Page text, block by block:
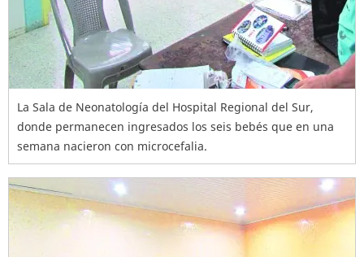
La Sala de Neonatología del Hospital Regional del Sur,
donde permanecen ingresados los seis bebés que en una
semana nacieron con microcefalia.